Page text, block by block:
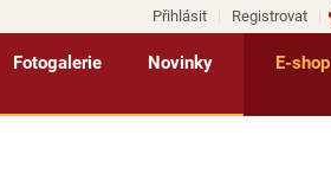
Přihlásit Registrovat
Fotogalerie Novinky E-shop